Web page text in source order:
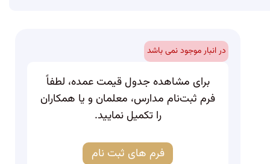
در انبار موجود نمی باشد
برای مشاهده جدول قیمت عمده، لطفاً
فرم ثبت‌نام مدارس، معلمان و یا همکاران
را تکمیل نمایید.
فرم های ثبت نام